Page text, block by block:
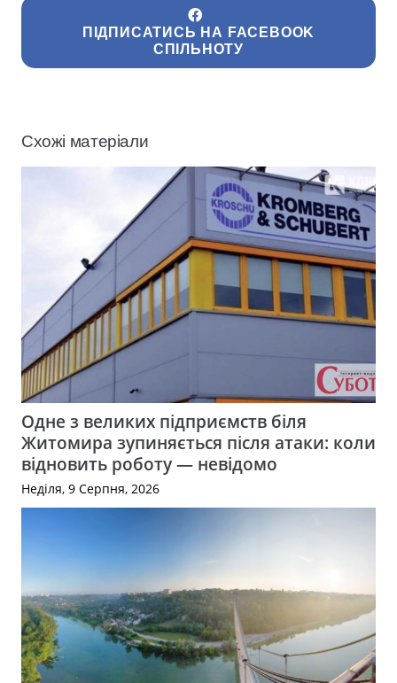
ПІДПИСАТИСЬ НА FACEBOOK
СПІЛЬНОТУ
Схожі матеріали
Одне з великих підприємств біля
Житомира зупиняється після атаки: коли
відновить роботу — невідомо
Неділя, 9 Серпня, 2026